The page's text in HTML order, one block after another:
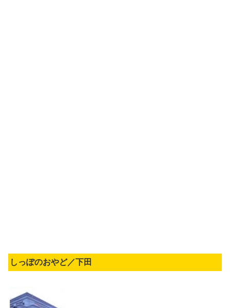
しっぽのおやど／下田